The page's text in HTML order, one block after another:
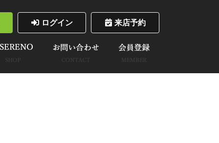
ログイン 来店予約